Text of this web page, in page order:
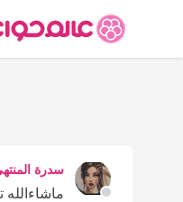
سدرة
ماشاءالله